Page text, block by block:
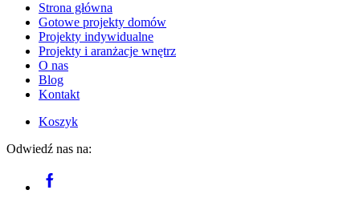
Strona główna
Gotowe projekty domów
Projekty indywidualne
Projekty i aranżacje wnętrz
O nas
Blog
Kontakt
Koszyk
Odwiedź nas na: